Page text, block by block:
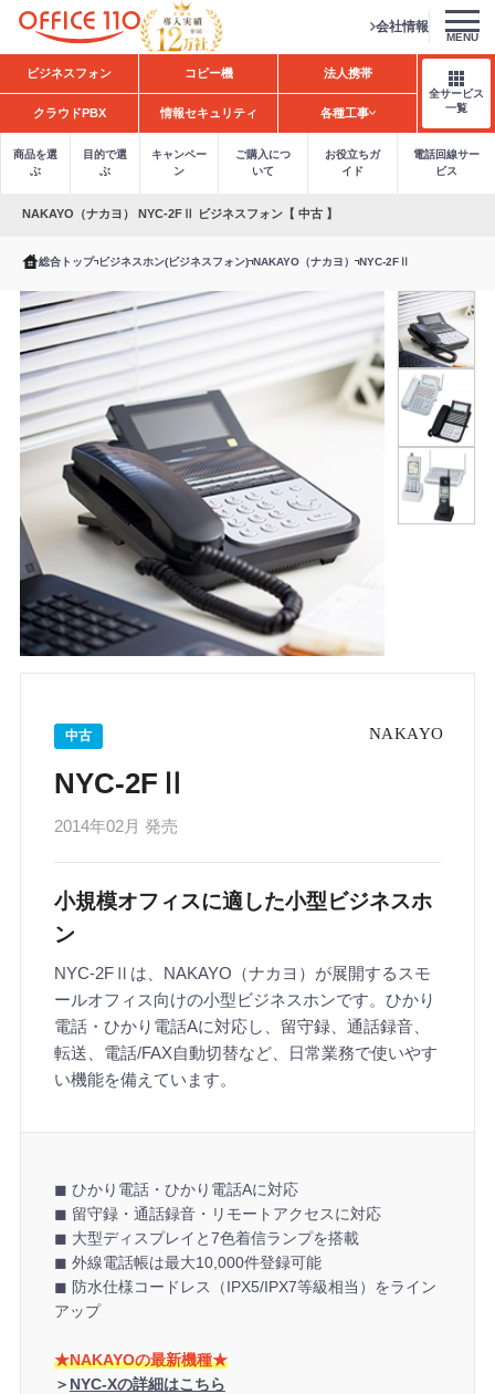
H
o
会社情報
MENU
ビジネスフォン コピー機 法人携帯
クラウドPBX 情報セキュリティ 各種工事
全サービス
一覧
商品を選
ぶ
目的で選
ぶ
キャンペー
ン
ご購入につ
いて
お役立ちガ
イド
電話回線サー
ビス
NAKAYO（ナカヨ） NYC-2FⅡ ビジネスフォン【 中古 】
総合トップ ビジネスホン(ビジネスフォン) NAKAYO（ナカヨ） NYC-2FⅡ
NYC-2FⅡ
2014年02月 発売
中古
小規模オフィスに適した小型ビジネスホ
ン
NYC-2FⅡは、NAKAYO（ナカヨ）が展開するスモ
ールオフィス向けの小型ビジネスホンです。ひかり
電話・ひかり電話Aに対応し、留守録、通話録音、
転送、電話/FAX自動切替など、日常業務で使いやす
い機能を備えています。
◼︎ ひかり電話・ひかり電話Aに対応
◼︎ 留守録・通話録音・リモートアクセスに対応
◼︎ 大型ディスプレイと7色着信ランプを搭載
◼︎ 外線電話帳は最大10,000件登録可能
◼︎ 防水仕様コードレス（IPX5/IPX7等級相当）をライン
アップ
★NAKAYOの最新機種★
＞ NYC-Xの詳細はこちら